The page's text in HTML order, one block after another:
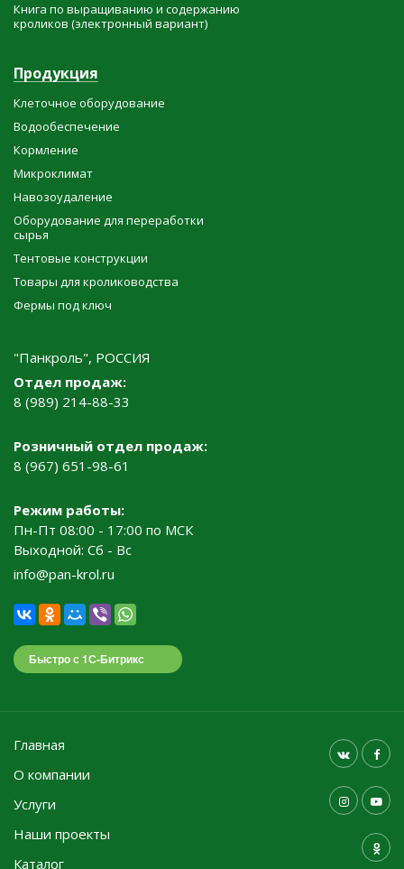
Книга по выращиванию и содержанию
кроликов (электронный вариант)
Продукция
Клеточное оборудование
Водообеспечение
Кормление
Микроклимат
Навозоудаление
Оборудование для переработки
сырья
Тентовые конструкции
Товары для кролиководства
Фермы под ключ
"Панкроль", РОССИЯ
Отдел продаж:
8 (989) 214-88-33
Розничный отдел продаж:
8 (967) 651-98-61
Режим работы:
Пн-Пт 08:00 - 17:00 по МСК
Выходной: Сб - Вс
info@pan-krol.ru
Быстро с 1С-Битрикс
Главная
О компании
Услуги
Наши проекты
Каталог